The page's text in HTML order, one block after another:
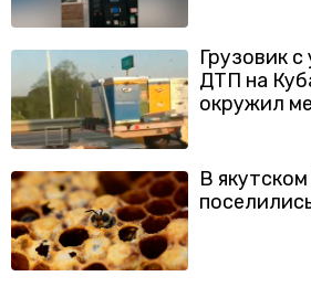
Грузовик
ДТП на
окружил
В